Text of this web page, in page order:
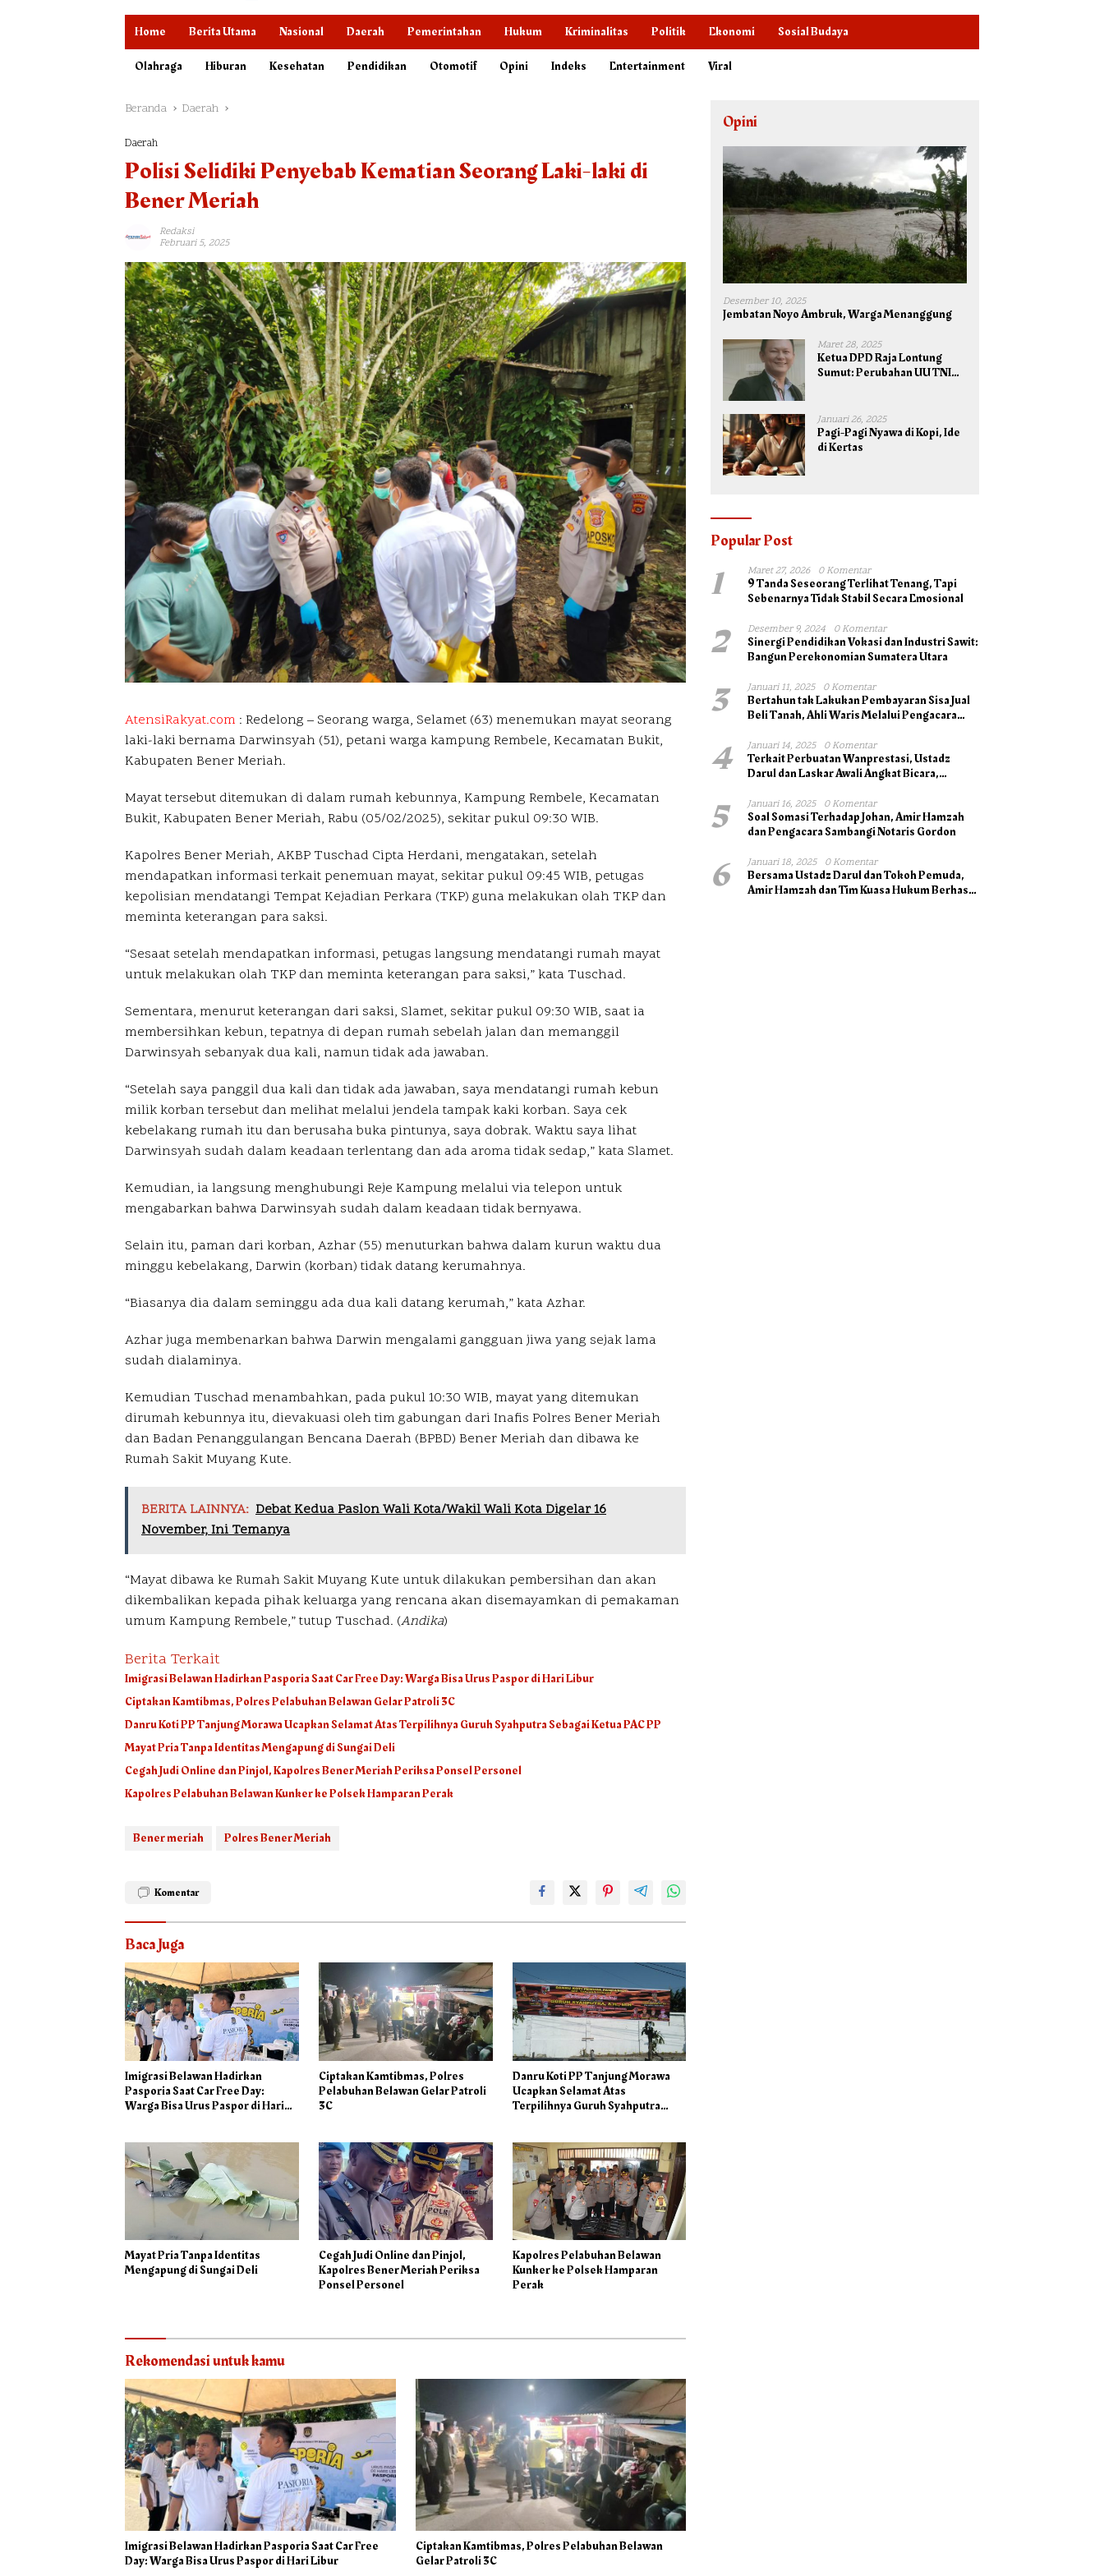
Home Berita Utama Nasional Daerah Pemerintahan Hukum Kriminalitas Politik Ekonomi
Sosial Budaya
Olahraga
Hiburan Kesehatan Pendidikan Otomotif Opini Indeks Entertainment Viral
Beranda Daerah
Daerah
Polisi Selidiki Penyebab Kematian Seorang Laki-laki di
Bener Meriah
Redaksi
Februari 5, 2025
AtensiRakyat.com : Redelong – Seorang warga, Selamet (63) menemukan mayat seorang
laki-laki bernama Darwinsyah (51), petani warga kampung Rembele, Kecamatan Bukit,
Kabupaten Bener Meriah.
Mayat tersebut ditemukan di dalam rumah kebunnya, Kampung Rembele, Kecamatan
Bukit, Kabupaten Bener Meriah, Rabu (05/02/2025), sekitar pukul 09:30 WIB.
Kapolres Bener Meriah, AKBP Tuschad Cipta Herdani, mengatakan, setelah
mendapatkan informasi terkait penemuan mayat, sekitar pukul 09:45 WIB, petugas
kepolisian mendatangi Tempat Kejadian Perkara (TKP) guna melakukan olah TKP dan
meminta keterangan para saksi.
“Sesaat setelah mendapatkan informasi, petugas langsung mendatangi rumah mayat
untuk melakukan olah TKP dan meminta keterangan para saksi,” kata Tuschad.
Sementara, menurut keterangan dari saksi, Slamet, sekitar pukul 09:30 WIB, saat ia
membersihkan kebun, tepatnya di depan rumah sebelah jalan dan memanggil
Darwinsyah sebanyak dua kali, namun tidak ada jawaban.
“Setelah saya panggil dua kali dan tidak ada jawaban, saya mendatangi rumah kebun
milik korban tersebut dan melihat melalui jendela tampak kaki korban. Saya cek
kebelakang rumah itu dan berusaha buka pintunya, saya dobrak. Waktu saya lihat
Darwinsyah sudah dalam keadaan terlentang dan ada aroma tidak sedap,” kata Slamet.
Kemudian, ia langsung menghubungi Reje Kampung melalui via telepon untuk
mengabarkan bahwa Darwinsyah sudah dalam keadaan tidak bernyawa.
Selain itu, paman dari korban, Azhar (55) menuturkan bahwa dalam kurun waktu dua
minggu kebelakang, Darwin (korban) tidak datang kerumahnya.
“Biasanya dia dalam seminggu ada dua kali datang kerumah,” kata Azhar.
Azhar juga membenarkan bahwa Darwin mengalami gangguan jiwa yang sejak lama
sudah dialaminya.
Kemudian Tuschad menambahkan, pada pukul 10:30 WIB, mayat yang ditemukan
dirumah kebunnya itu, dievakuasi oleh tim gabungan dari Inafis Polres Bener Meriah
dan Badan Penanggulangan Bencana Daerah (BPBD) Bener Meriah dan dibawa ke
Rumah Sakit Muyang Kute.
BERITA LAINNYA: Debat Kedua Paslon Wali Kota/Wakil Wali Kota Digelar 16
November, Ini Temanya
“Mayat dibawa ke Rumah Sakit Muyang Kute untuk dilakukan pembersihan dan akan
dikembalikan kepada pihak keluarga yang rencana akan disemayamkan di pemakaman
umum Kampung Rembele,” tutup Tuschad. (Andika)
Berita Terkait
Imigrasi Belawan Hadirkan Pasporia Saat Car Free Day: Warga Bisa Urus Paspor di Hari Libur
Ciptakan Kamtibmas, Polres Pelabuhan Belawan Gelar Patroli 3C
Danru Koti PP Tanjung Morawa Ucapkan Selamat Atas Terpilihnya Guruh Syahputra Sebagai Ketua PAC PP
Mayat Pria Tanpa Identitas Mengapung di Sungai Deli
Cegah Judi Online dan Pinjol, Kapolres Bener Meriah Periksa Ponsel Personel
Kapolres Pelabuhan Belawan Kunker ke Polsek Hamparan Perak
Bener meriah Polres Bener Meriah
Komentar
Baca Juga
Imigrasi Belawan Hadirkan
Pasporia Saat Car Free Day:
Warga Bisa Urus Paspor di Hari
Ciptakan Kamtibmas, Polres
Pelabuhan Belawan Gelar Patroli
3C
Danru Koti PP Tanjung Morawa
Ucapkan Selamat Atas
Terpilihnya Guruh Syahputra
Mayat Pria Tanpa Identitas
Mengapung di Sungai Deli
Cegah Judi Online dan Pinjol,
Kapolres Bener Meriah Periksa
Ponsel Personel
Kapolres Pelabuhan Belawan
Kunker ke Polsek Hamparan
Perak
Rekomendasi untuk kamu
Imigrasi Belawan Hadirkan Pasporia Saat Car Free
Day: Warga Bisa Urus Paspor di Hari Libur
Ciptakan Kamtibmas, Polres Pelabuhan Belawan
Gelar Patroli 3C
Opini
Desember 10, 2025
Jembatan Noyo Ambruk, Warga Menanggung
Maret 28, 2025
Ketua DPD Raja Lontung
Sumut: Perubahan UU TNI
Kepentingan Negara dan
Bangsa
Januari 26, 2025
Pagi-Pagi Nyawa di Kopi, Ide
di Kertas
Popular Post
1 Maret 27, 2026 0 Komentar
9 Tanda Seseorang Terlihat Tenang, Tapi
Sebenarnya Tidak Stabil Secara Emosional
2 Desember 9, 2024 0 Komentar
Sinergi Pendidikan Vokasi dan Industri Sawit:
Bangun Perekonomian Sumatera Utara
3 Januari 11, 2025 0 Komentar
Bertahun tak Lakukan Pembayaran Sisa Jual
Beli Tanah, Ahli Waris Melalui Pengacara
4 Januari 14, 2025 0 Komentar
Terkait Perbuatan Wanprestasi, Ustadz
Darul dan Laskar Awali Angkat Bicara,
5 Januari 16, 2025 0 Komentar
Soal Somasi Terhadap Johan, Amir Hamzah
dan Pengacara Sambangi Notaris Gordon
6 Januari 18, 2025 0 Komentar
Bersama Ustadz Darul dan Tokoh Pemuda,
Amir Hamzah dan Tim Kuasa Hukum Berhasil